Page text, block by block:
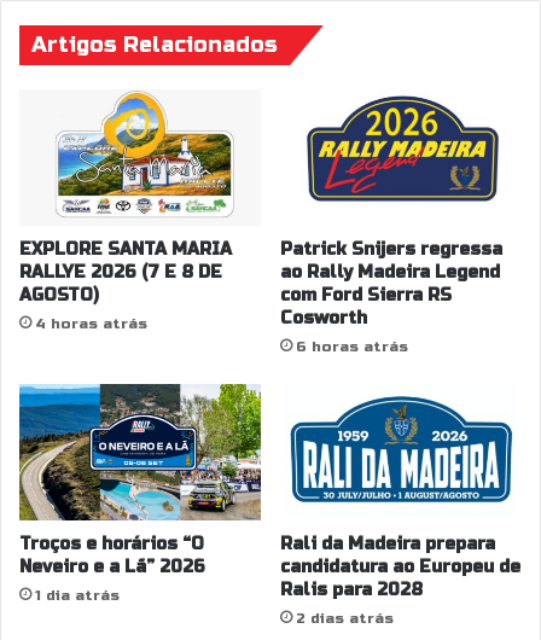
Artigos Relacionados
EXPLORE SANTA MARIA
RALLYE 2026 (7 E 8 DE
AGOSTO)
4 horas atrás
Patrick Snijers regressa
ao Rally Madeira Legend
com Ford Sierra RS
Cosworth
6 horas atrás
Troços e horários “O
Neveiro e a Lã” 2026
1 dia atrás
Rali da Madeira prepara
candidatura ao Europeu de
Ralis para 2028
2 dias atrás